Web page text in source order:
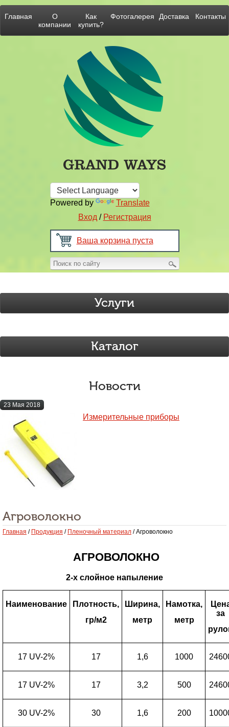
Главная
О
компании
Как
купить?
Фотогалерея Доставка Контакты
Powered by
Translate
Вход / Регистрация
Ваша корзина пуста
Услуги
Каталог
Новости
23 Мая 2018
Измерительные приборы
Агроволокно
Главная / Продукция / Пленочный материал / Агроволокно
АГРОВОЛОКНО
2-х слойное напыление
Наименование
Плотность,
гр/м2
Ширина,
метр
Намотка,
метр
за
17 UV-2% 17 1,6 1000
17 UV-2% 17 3,2 500
30 UV-2% 30 1,6 200